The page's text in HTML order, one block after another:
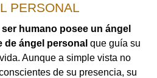
PERSONAL
humano posee un ángel
de ángel personal que guía su
Aunque a simple vista no
de su presencia, su